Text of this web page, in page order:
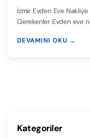
İzmir Evden Eve
Gerekenler Evden eve
DEVAMINI OKU →
Kategoriler